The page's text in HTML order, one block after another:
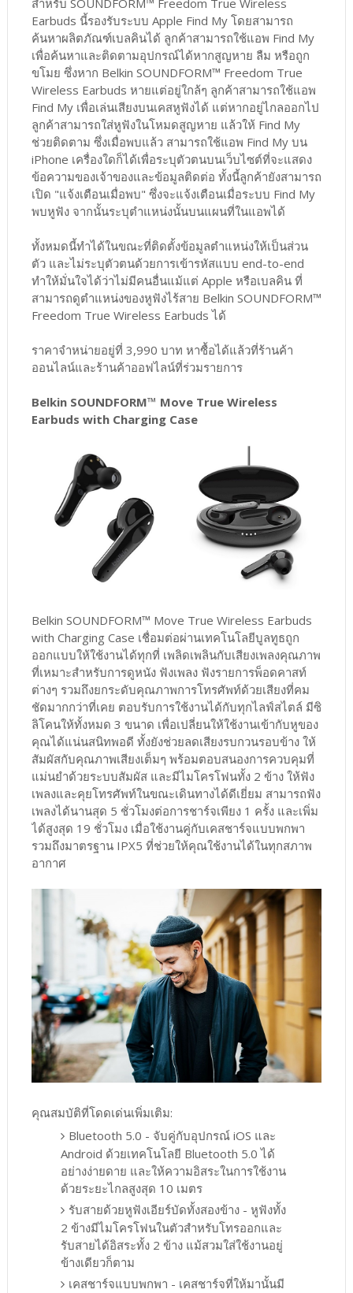
Earbuds นี้รองรับระบบ Apple Find My โดยสามารถ
ค้นหาผลิตภัณฑ์เบลคินได้ ลูกค้าสามารถใช้แอพ Find My
เพื่อค้นหาและติดตามอุปกรณ์ได้หากสูญหาย ลืม หรือถูก
ขโมย ซึ่งหาก Belkin SOUNDFORM™ Freedom True
Wireless Earbuds หายแต่อยู่ใกล้ๆ ลูกค้าสามารถใช้แอพ
Find My เพื่อเล่นเสียงบนเคสหูฟังได้ แต่หากอยู่ไกลออกไป
ลูกค้าสามารถใส่หูฟังในโหมดสูญหาย แล้วให้ Find My
ช่วยติดตาม ซึ่งเมื่อพบแล้ว สามารถใช้แอพ Find My บน
iPhone เครื่องใดก็ได้เพื่อระบุตัวตนบนเว็บไซต์ที่จะแสดง
ข้อความของเจ้าของและข้อมูลติดต่อ ทั้งนี้ลูกค้ายังสามารถ
เปิด "แจ้งเตือนเมื่อพบ" ซึ่งจะแจ้งเตือนเมื่อระบบ Find My
พบหูฟัง จากนั้นระบุตำแหน่งนั้นบนแผนที่ในแอพได้
ทั้งหมดนี้ทำได้ในขณะที่ติดตั้งข้อมูลตำแหน่งให้เป็นส่วน
ตัว และไม่ระบุตัวตนด้วยการเข้ารหัสแบบ end-to-end
ทำให้มั่นใจได้ว่าไม่มีคนอื่นแม้แต่ Apple หรือเบลคิน ที่
สามารถดูตำแหน่งของหูฟังไร้สาย Belkin SOUNDFORM™
Freedom True Wireless Earbuds ได้
ราคาจำหน่ายอยู่ที่ 3,990 บาท หาซื้อได้แล้วที่ร้านค้า
ออนไลน์และร้านค้าออฟไลน์ที่ร่วมรายการ
Belkin SOUNDFORM™ Move True Wireless
Earbuds with Charging Case
Belkin SOUNDFORM™ Move True Wireless Earbuds
with Charging Case เชื่อมต่อผ่านเทคโนโลยีบูลทูธถูก
ออกแบบให้ใช้งานได้ทุกที่ เพลิดเพลินกับเสียงเพลงคุณภาพ
ที่เหมาะสำหรับการดูหนัง ฟังเพลง ฟังรายการพ็อดคาสท์
ต่างๆ รวมถึงยกระดับคุณภาพการโทรศัพท์ด้วยเสียงที่คม
ชัดมากกว่าที่เคย ตอบรับการใช้งานได้กับทุกไลฟ์สไตล์ มีซิ
ลิโคนให้ทั้งหมด 3 ขนาด เพื่อเปลี่ยนให้ใช้งานเข้ากับหูของ
คุณได้แน่นสนิทพอดี ทั้งยังช่วยลดเสียงรบกวนรอบข้าง ให้
สัมผัสกับคุณภาพเสียงเต็มๆ พร้อมตอบสนองการควบคุมที่
แม่นยำด้วยระบบสัมผัส และมีไมโครโฟนทั้ง 2 ข้าง ให้ฟัง
เพลงและคุยโทรศัพท์ในขณะเดินทางได้ดีเยี่ยม สามารถฟัง
เพลงได้นานสุด 5 ชั่วโมงต่อการชาร์จเพียง 1 ครั้ง และเพิ่ม
ได้สูงสุด 19 ชั่วโมง เมื่อใช้งานคู่กับเคสชาร์จแบบพกพา
รวมถึงมาตรฐาน IPX5 ที่ช่วยให้คุณใช้งานได้ในทุกสภาพ
อากาศ
คุณสมบัติที่โดดเด่นเพิ่มเติม:
Bluetooth 5.0 - จับคู่กับอุปกรณ์ iOS และ
Android ด้วยเทคโนโลยี Bluetooth 5.0 ได้
อย่างง่ายดาย และให้ความอิสระในการใช้งาน
ด้วยระยะไกลสูงสุด 10 เมตร
รับสายด้วยหูฟังเอียร์บัดทั้งสองข้าง - หูฟังทั้ง
2 ข้างมีไมโครโฟนในตัวสำหรับโทรออกและ
รับสายได้อิสระทั้ง 2 ข้าง แม้สวมใส่ใช้งานอยู่
ข้างเดียวก็ตาม
เคสชาร์จแบบพกพา - เคสชาร์จที่ให้มานั้นมี